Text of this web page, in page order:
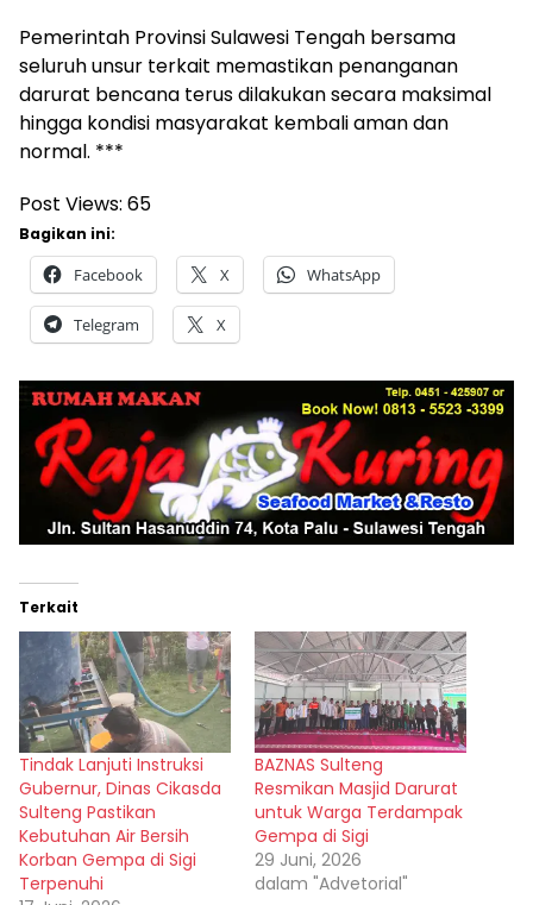
Pemerintah Provinsi Sulawesi Tengah bersama
seluruh unsur terkait memastikan penanganan
darurat bencana terus dilakukan secara maksimal
hingga kondisi masyarakat kembali aman dan
normal. ***
Post Views: 65
Bagikan ini:
Facebook X WhatsApp
Telegram X
Terkait
Tindak Lanjuti Instruksi
Gubernur, Dinas Cikasda
Sulteng Pastikan
Kebutuhan Air Bersih
Korban Gempa di Sigi
Terpenuhi
BAZNAS Sulteng
Resmikan Masjid Darurat
untuk Warga Terdampak
Gempa di Sigi
29 Juni, 2026
dalam "Advetorial"